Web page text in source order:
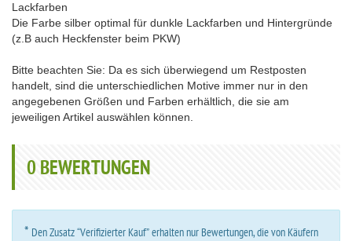
Lackfarben
Die Farbe silber optimal für dunkle Lackfarben und Hintergründe
(z.B auch Heckfenster beim PKW)
Bitte beachten Sie: Da es sich überwiegend um Restposten
handelt, sind die unterschiedlichen Motive immer nur in den
angegebenen Größen und Farben erhältlich, die sie am
jeweiligen Artikel auswählen können.
0 BEWERTUNGEN
* Den Zusatz “Verifizierter Kauf” erhalten nur Bewertungen, die von Käufern